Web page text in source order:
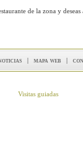
de la zona y
| mapa web |
Visitas guiadas